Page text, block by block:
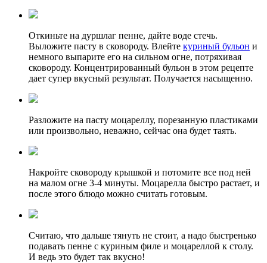
Откиньте на дуршлаг пенне, дайте воде стечь.
Выложите пасту в сковороду. Влейте куриный бульон и
немного выпарите его на сильном огне, потряхивая
сковороду. Концентрированный бульон в этом рецепте
дает супер вкусный результат. Получается насыщенно.
Разложите на пасту моцареллу, порезанную пластиками
или произвольно, неважно, сейчас она будет таять.
Накройте сковороду крышкой и потомите все под ней
на малом огне 3-4 минуты. Моцарелла быстро растает, и
после этого блюдо можно считать готовым.
Считаю, что дальше тянуть не стоит, а надо быстренько
подавать пенне с куриным филе и моцареллой к столу.
И ведь это будет так вкусно!